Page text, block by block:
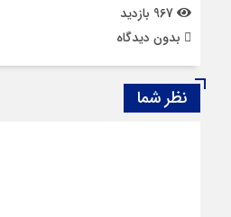
بدون دیدگاه
نظر شما